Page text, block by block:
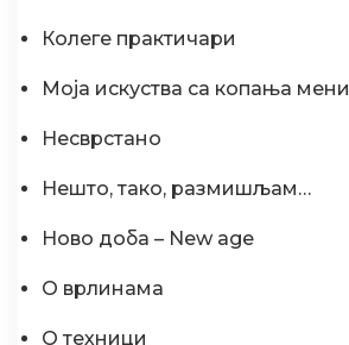
Колеге практичари
Моја искуства са копања мени
Несврстано
Нешто, тако, размишљам…
Ново доба – New age
О врлинама
О техници